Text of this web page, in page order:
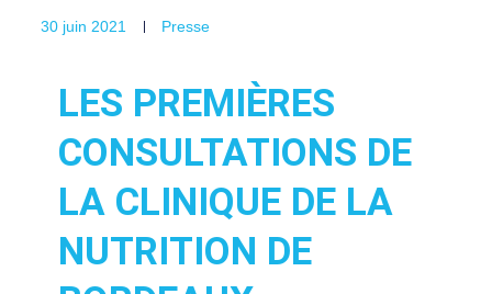
30 juin 2021 Presse
LES PREMIÈRES
CONSULTATIONS DE
LA CLINIQUE DE LA
NUTRITION DE